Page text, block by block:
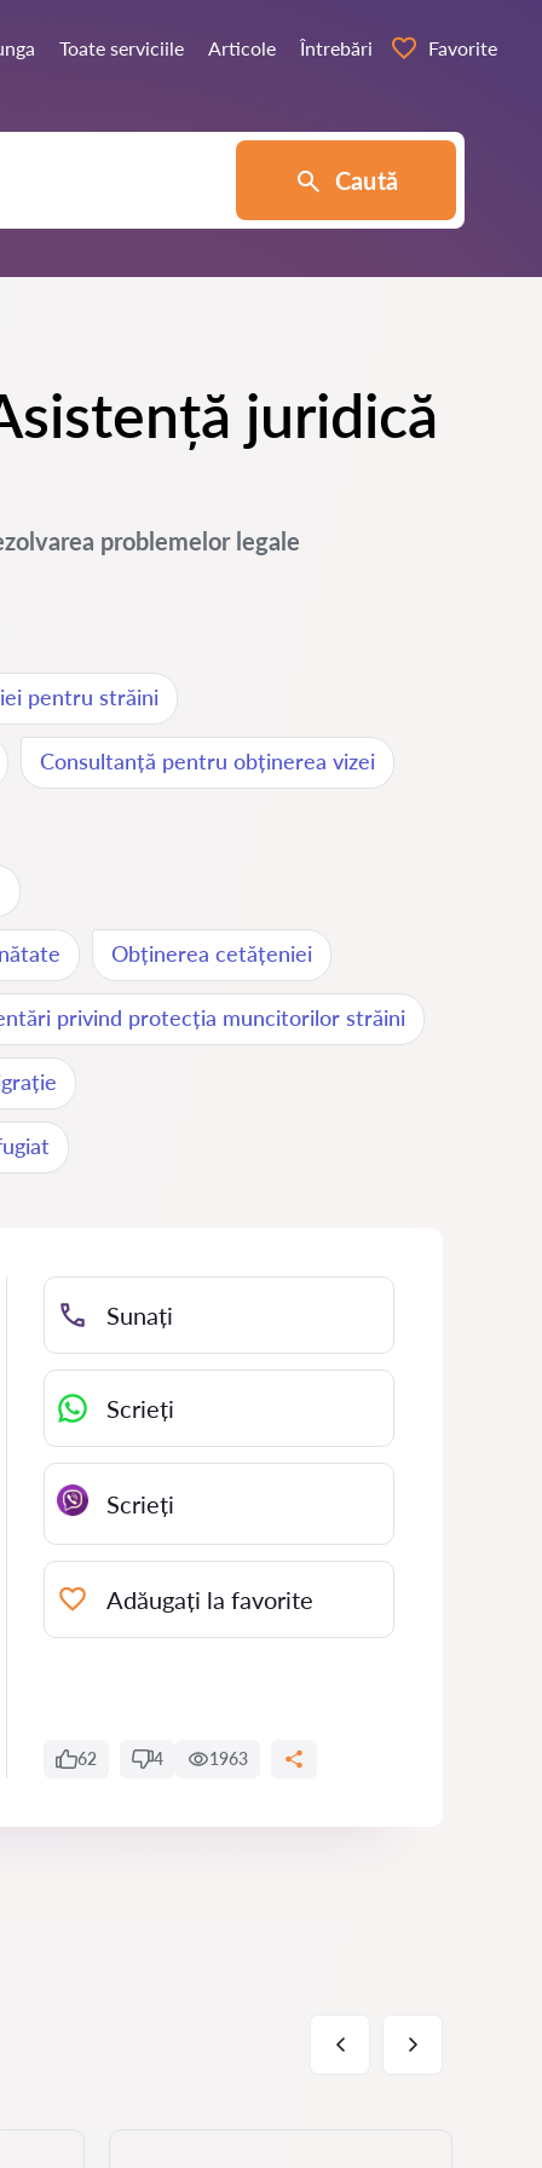
Toate serviciile Articole Întrebări Favorite
Caută
juridică
problemelor legale
pentru străini
Consultanță pentru obținerea vizei
Obținerea cetățeniei
privind protecția muncitorilor străini
Sunați
Scrieți
Scrieți
Adăugați la favorite
62 4 1963